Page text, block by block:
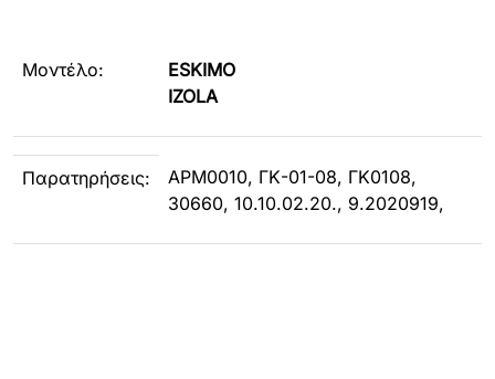
Μοντέλο:
ESKIMO
IZOLA
Παρατηρήσεις:
APM0010, ΓΚ-01-08, ΓΚ0108,
30660, 10.10.02.20., 9.2020919,